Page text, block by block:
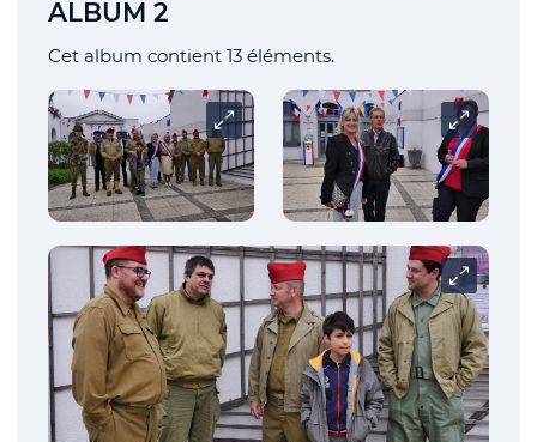
ALBUM 2
Cet album contient 13 éléments.
Carrousel Carrousel
Carrousel